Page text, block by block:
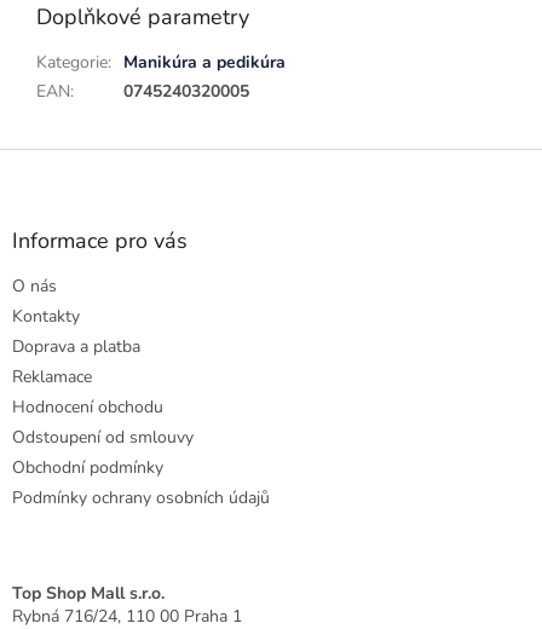
Doplňkové parametry
Kategorie: Manikúra a pedikúra
EAN: 0745240320005
Z
Informace pro vás
O nás
Kontakty
Doprava a platba
Reklamace
Hodnocení obchodu
Odstoupení od smlouvy
Obchodní podmínky
Podmínky ochrany osobních údajů
Top Shop Mall s.r.o.
Rybná 716/24, 110 00 Praha 1